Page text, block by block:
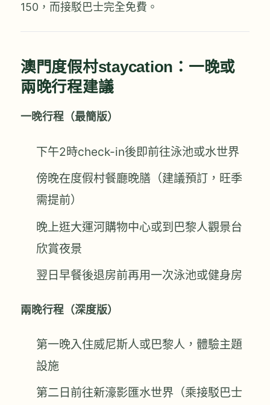
150，而接駁巴士完全免費。
澳門度假村staycation：一晚或
兩晚行程建議
一晚行程（最簡版）
下午2時check-in後即前往泳池或水世界
傍晚在度假村餐廳晚膳（建議預訂，旺季
需提前）
晚上逛大運河購物中心或到巴黎人觀景台
欣賞夜景
翌日早餐後退房前再用一次泳池或健身房
兩晚行程（深度版）
第一晚入住威尼斯人或巴黎人，體驗主題
設施
第二日前往新濠影匯水世界（乘接駁巴士